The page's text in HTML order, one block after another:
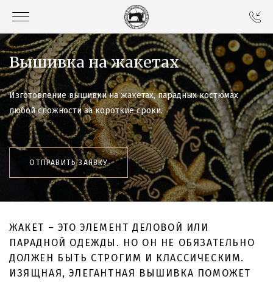
Вышивка на жакетах
Изготовление вышивки на жакетах, парадных костюмах
любой сложности за короткие сроки.
ОТПРАВИТЬ ЗАЯВКУ
ЖАКЕТ – ЭТО ЭЛЕМЕНТ ДЕЛОВОЙ ИЛИ
ПАРАДНОЙ ОДЕЖДЫ. НО ОН НЕ ОБЯЗАТЕЛЬНО
ДОЛЖЕН БЫТЬ СТРОГИМ И КЛАССИЧЕСКИМ.
ИЗЯЩНАЯ, ЭЛЕГАНТНАЯ ВЫШИВКА ПОМОЖЕТ